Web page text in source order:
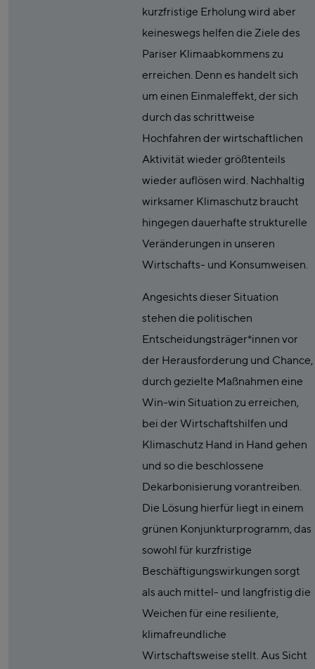
kurzfristige Erholung wird aber
keineswegs helfen die Ziele des
Pariser Klimaabkommens zu
erreichen. Denn es handelt sich
um einen Einmaleffekt, der sich
durch das schrittweise
Hochfahren der wirtschaftlichen
Aktivität wieder größtenteils
wieder auflösen wird. Nachhaltig
wirksamer Klimaschutz braucht
hingegen dauerhafte strukturelle
Veränderungen in unseren
Wirtschafts- und Konsumweisen.
Angesichts dieser Situation
stehen die politischen
Entscheidungsträger*innen vor
der Herausforderung und Chance,
durch gezielte Maßnahmen eine
Win-win Situation zu erreichen,
bei der Wirtschaftshilfen und
Klimaschutz Hand in Hand gehen
und so die beschlossene
Dekarbonisierung vorantreiben.
Die Lösung hierfür liegt in einem
grünen Konjunkturprogramm, das
sowohl für kurzfristige
Beschäftigungswirkungen sorgt
als auch mittel- und langfristig die
Weichen für eine resiliente,
klimafreundliche
Wirtschaftsweise stellt. Aus Sicht